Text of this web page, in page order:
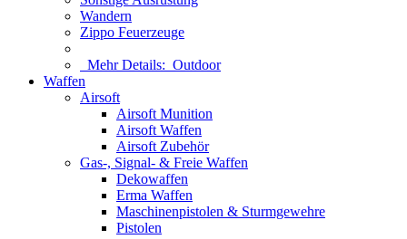
Wandern
Zippo Feuerzeuge
Mehr Details: Outdoor
Waffen
Airsoft
Airsoft Munition
Airsoft Waffen
Airsoft Zubehör
Gas-, Signal- & Freie Waffen
Dekowaffen
Erma Waffen
Maschinenpistolen & Sturmgewehre
Pistolen